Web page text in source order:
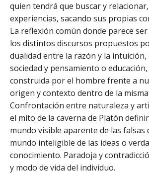
quien tendrá que buscar y
experiencias, sacando sus propias
La reflexión común donde parece
los distintos discursos propuestos
dualidad entre la razón y la
sociedad y pensamiento o
construida por el hombre frente a
origen y contexto dentro de la
Confrontación entre naturaleza y
el mito de la caverna de Platón
mundo visible aparente de las falsas
mundo inteligible de las ideas o
conocimiento. Paradoja y
y modo de vida del individuo.